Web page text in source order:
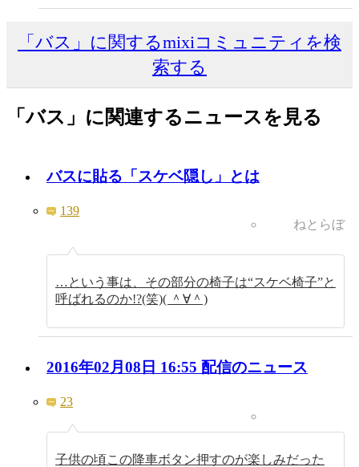
「バス」に関するmixiコミュニティを検
索する
「バス」に関連するニュースを見る
バスに貼る「スケベ隠し」とは
139
ねとらぼ
…という事は、その部分の椅子は“スケベ椅子”と
呼ばれるのか!?(笑)( ＾∀＾)
2016年02月08日 16:55 配信のニュース
23
子供の頃この降車ボタン押すのが楽しみだった